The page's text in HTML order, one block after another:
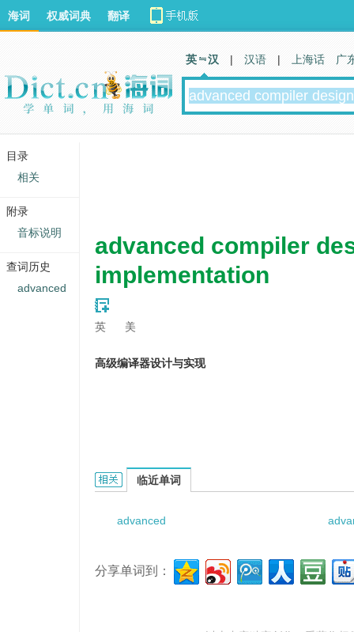
advanced compiler
implementation
英 美
高级编译器设计与实现
Advanced Compiler Design and Implementation
临近单词
advanced
分享单词到：
海词 权威词典 翻译
英 汉 | 汉语 | 上海话 广
目录
相关
附录
音标说明
查词历史
advanced